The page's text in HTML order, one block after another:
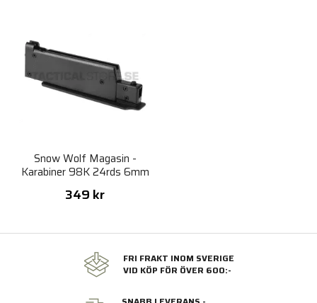
Snow Wolf Magasin -
Karabiner 98K 24rds 6mm
349 kr
FRI FRAKT INOM SVERIGE
VID KÖP FÖR ÖVER 600:-